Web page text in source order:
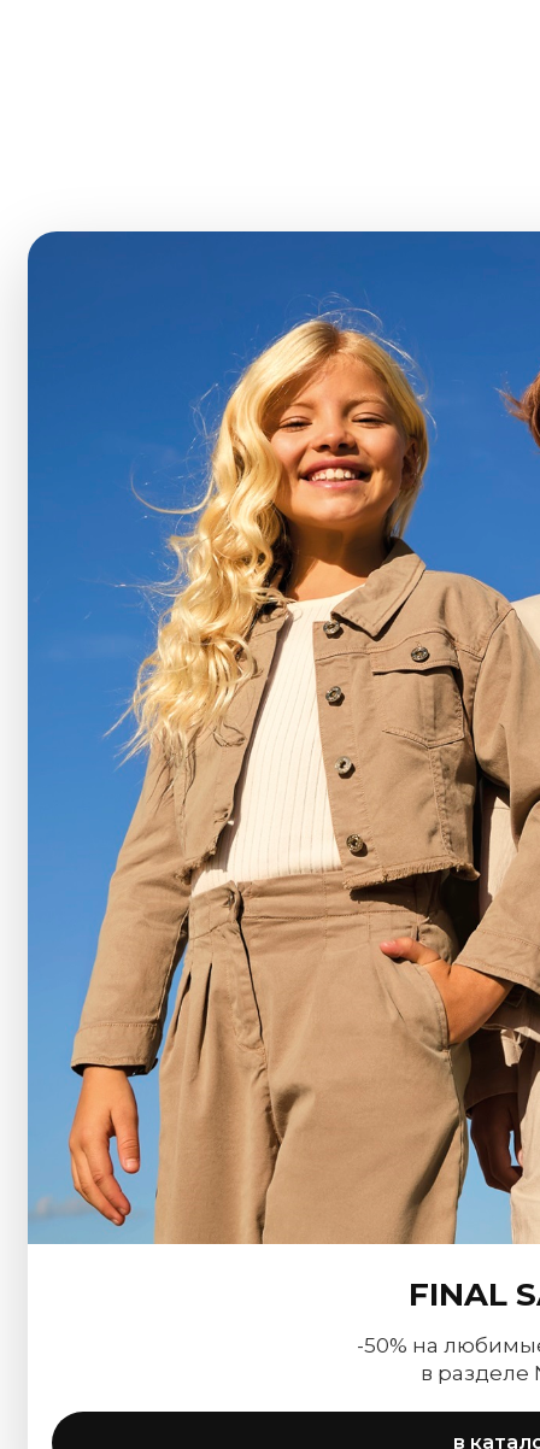
FINAL
-50% на
в разделе
в